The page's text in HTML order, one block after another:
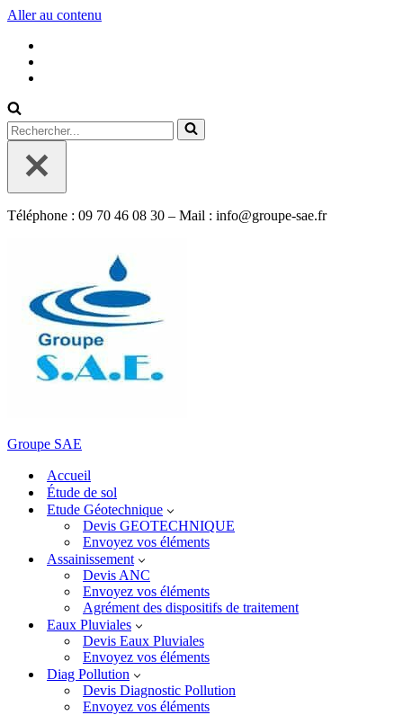
Aller au contenu
Rechercher...
Téléphone : 09 70 46 08 30 – Mail : info@groupe-sae.fr
Groupe SAE
Accueil
Étude de sol
Etude Géotechnique
Devis GEOTECHNIQUE
Envoyez vos éléments
Assainissement
Devis ANC
Envoyez vos éléments
Agrément des dispositifs de traitement
Eaux Pluviales
Devis Eaux Pluviales
Envoyez vos éléments
Diag Pollution
Devis Diagnostic Pollution
Envoyez vos éléments